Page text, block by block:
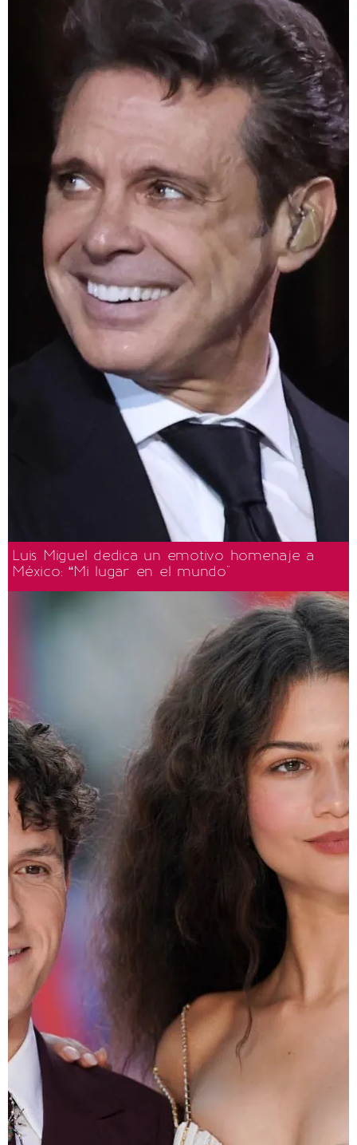
Luis Miguel dedica un emotivo homenaje a
México: “Mi lugar en el mundo"